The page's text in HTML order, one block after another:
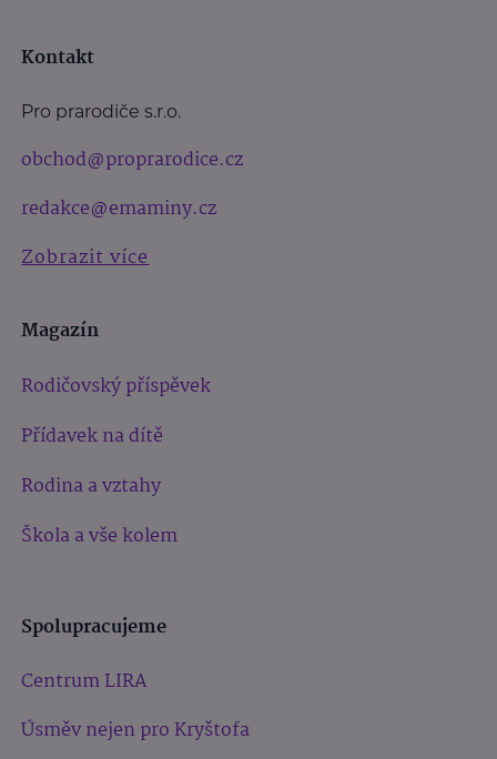
Kontakt
Pro prarodiče s.r.o.
obchod@proprarodice.cz
redakce@emaminy.cz
Zobrazit více
Magazín
Rodičovský příspěvek
Přídavek na dítě
Rodina a vztahy
Škola a vše kolem
Spolupracujeme
Centrum LIRA
Úsměv nejen pro Kryštofa